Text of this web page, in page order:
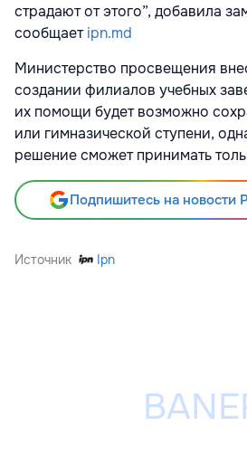
страдают от этого”, добавила
сообщаетipn.md
Министерство просвещения
создании филиалов учебных
их помощи будет возможно
или гимназической ступени,
решение сможет принимать
Подпишитесь на новости
Источник Ipn